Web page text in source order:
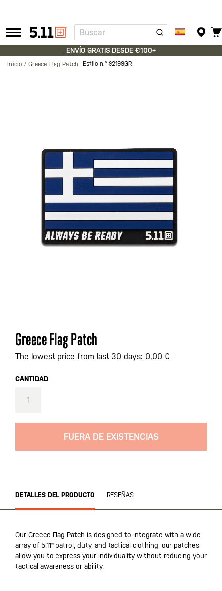
Tactical
Gear
Buscar
ENVÍO GRATIS DESDE €100+
Inicio Greece Flag Patch Estilo n.º 92199GR
Saltar
al
comienzo
la
Greece Flag Patch
The lowest price from last 30 days: 0,00 €
CANTIDAD
FUERA DE EXISTENCIAS
DETALLES DEL PRODUCTO RESEÑAS
Our Greece Flag Patch is designed to integrate with a wide
array of 5.11® patrol, duty, and tactical clothing, our patches
allow you to express your individuality without reducing your
tactical awareness or ability.